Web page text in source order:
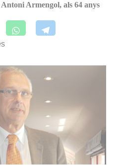
Armengol, als 64 anys